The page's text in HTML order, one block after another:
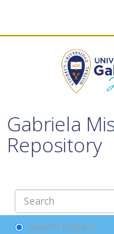
Gabriela
Repository
Search DSpace